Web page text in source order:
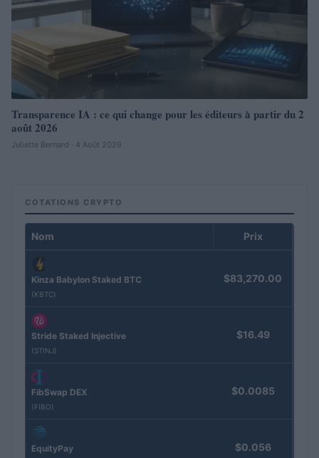
Transparence IA : ce qui change pour les éditeurs à partir du 2
août 2026
Juliette Bernard · 4 Août 2026
COTATIONS CRYPTO
Nom Prix
Kinza Babylon Staked BTC
(KBTC)
$83,270.00
Stride Staked Injective
(STINJ)
$16.49
FibSwap DEX
(FIBO)
$0.0085
EquityPay $0.056